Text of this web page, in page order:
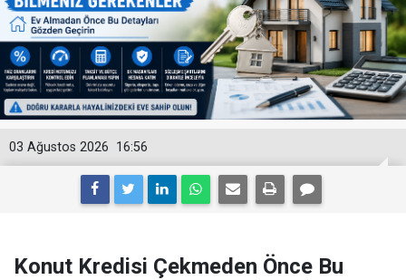
16:56
03 Ağustos 2026
Konut Kredisi Çekmeden Önce Bu